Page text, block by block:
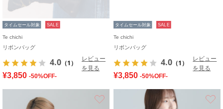
タイムセール対象 SALE
Te chichi
リボンバッグ
4.0 （1）
レビュー
を見る
¥3,850 -50%OFF-
タイムセール対象 SALE
Te chichi
リボンバッグ
4.0 （1）
レビュー
を見る
¥3,850 -50%OFF-